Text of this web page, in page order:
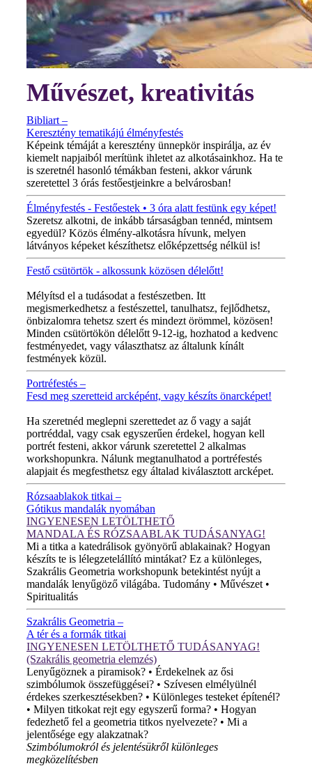
Művészet, kreativitás
Bibliart –
Keresztény tematikájú élményfestés
Képeink témáját a keresztény ünnepkör inspirálja, az év
kiemelt napjaiból merítünk ihletet az alkotásainkhoz. Ha te
is szeretnél hasonló témákban festeni, akkor várunk
szeretettel 3 órás festőestjeinkre a belvárosban!
Élményfestés - Festőestek • 3 óra alatt festünk egy képet!
Szeretsz alkotni, de inkább társaságban tennéd, mintsem
egyedül? Közös élmény-alkotásra hívunk, melyen
látványos képeket készíthetsz előképzettség nélkül is!
Festő csütörtök - alkossunk közösen délelőtt!
Mélyítsd el a tudásodat a festészetben. Itt
megismerkedhetsz a festészettel, tanulhatsz, fejlődhetsz,
önbizalomra tehetsz szert és mindezt örömmel, közösen!
Minden csütörtökön délelőtt 9-12-ig, hozhatod a kedvenc
festményedet, vagy választhatsz az általunk kínált
festmények közül.
Portréfestés –
Fesd meg szeretteid arcképént, vagy készíts önarcképet!
Ha szeretnéd meglepni szerettedet az ő vagy a saját
portréddal, vagy csak egyszerűen érdekel, hogyan kell
portrét festeni, akkor várunk szeretettel 2 alkalmas
workshopunkra. Nálunk megtanulhatod a portréfestés
alapjait és megfesthetsz egy általad kiválasztott arcképet.
Rózsaablakok titkai –
Gótikus mandalák nyomában
INGYENESEN LETÖLTHETŐ
MANDALA ÉS RÓZSAABLAK TUDÁSANYAG!
Mi a titka a katedrálisok gyönyörű ablakainak? Hogyan
készíts te is lélegzetelállító mintákat? Ez a különleges,
Szakrális Geometria workshopunk betekintést nyújt a
mandalák lenyűgöző világába. Tudomány • Művészet •
Spiritualitás
Szakrális Geometria –
A tér és a formák titkai
INGYENESEN LETÖLTHETŐ TUDÁSANYAG!
(Szakrális geometria elemzés)
Lenyűgöznek a piramisok? • Érdekelnek az ősi
szimbólumok összefüggései? • Szívesen elmélyülnél
érdekes szerkesztésekben? • Különleges testeket építenél?
• Milyen titkokat rejt egy egyszerű forma? • Hogyan
fedezhető fel a geometria titkos nyelvezete? • Mi a
jelentősége egy alakzatnak?
Szimbólumokról és jelentésükről különleges
megközelítésben